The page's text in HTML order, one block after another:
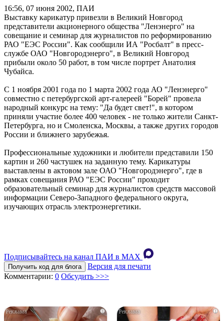
16:56, 07 июня 2002, ПАИ
Выставку карикатур привезли в Великий Новгород
представители акционерного общества "Ленэнерго" на
совещание и семинар для журналистов по реформированию
РАО "ЕЭС России". Как сообщили ИА "Росбалт" в пресс-
службе ОАО "Новгородэнерго", в Великий Новгород
прибыли около 50 работ, в том числе портрет Анатолия
Чубайса.
С 1 ноября 2001 года по 1 марта 2002 года АО "Ленэнерго"
совместно с петербургской арт-галереей "Борей" провела
народный конкурс на тему: "Да будет свет!", в котором
приняли участие более 400 человек - не только жители Санкт-
Петербурга, но и Смоленска, Москвы, а также других городов
России и ближнего зарубежья.
Профессиональные художники и любители представили 150
картин и 260 частушек на заданную тему. Карикатуры
выставлены в актовом зале ОАО "Новгородэнерго", где в
рамках совещания РАО "ЕЭС России" проходит
образовательный семинар для журналистов средств массовой
информации Северо-Западного федерального округа,
изучающих отрасль электроэнергетики.
Подписывайтесь на канал ПАИ в MAХ
Получить код для блога
Версия для печати
Комментарии: 0 Обсудить >>>
i i